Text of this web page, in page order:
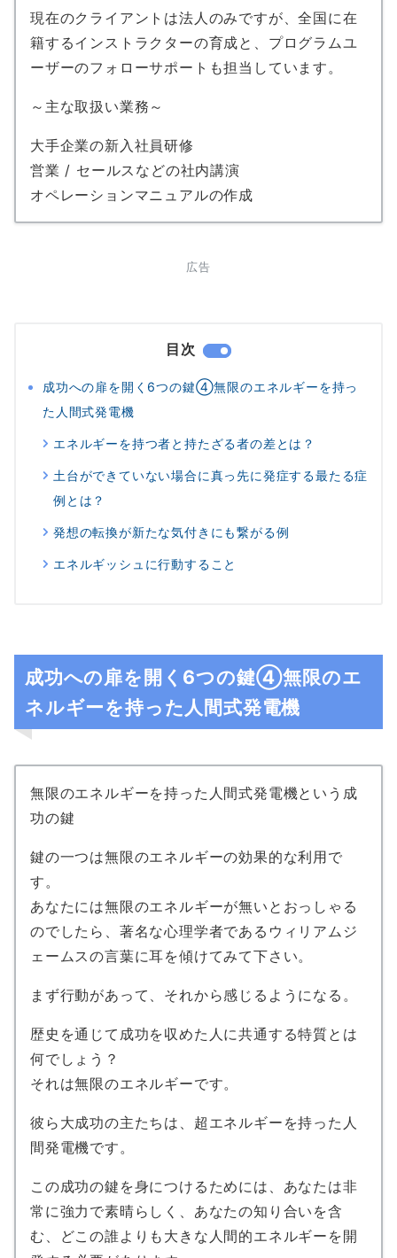
現在のクライアントは法人のみですが、全国に在
籍するインストラクターの育成と、プログラムユ
ーザーのフォローサポートも担当しています。
～主な取扱い業務～
大手企業の新入社員研修
営業 / セールスなどの社内講演
オペレーションマニュアルの作成
広告
目次
成功への扉を開く6つの鍵④無限のエネルギーを持っ
た人間式発電機
エネルギーを持つ者と持たざる者の差とは？
土台ができていない場合に真っ先に発症する最たる症
例とは？
発想の転換が新たな気付きにも繋がる例
エネルギッシュに行動すること
成功への扉を開く6つの鍵④無限のエ
ネルギーを持った人間式発電機
無限のエネルギーを持った人間式発電機という成
功の鍵
鍵の一つは無限のエネルギーの効果的な利用で
す。
あなたには無限のエネルギーが無いとおっしゃる
のでしたら、著名な心理学者であるウィリアムジ
ェームスの言葉に耳を傾けてみて下さい。
まず行動があって、それから感じるようになる。
歴史を通じて成功を収めた人に共通する特質とは
何でしょう？
それは無限のエネルギーです。
彼ら大成功の主たちは、超エネルギーを持った人
間発電機です。
この成功の鍵を身につけるためには、あなたは非
常に強力で素晴らしく、あなたの知り合いを含
む、どこの誰よりも大きな人間的エネルギーを開